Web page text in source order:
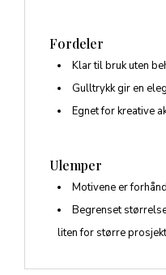
Fordeler
Klar til bruk uten
Gulltrykk gir en
Egnet for kreative
Ulemper
Motivene er
Begrenset
liten for større